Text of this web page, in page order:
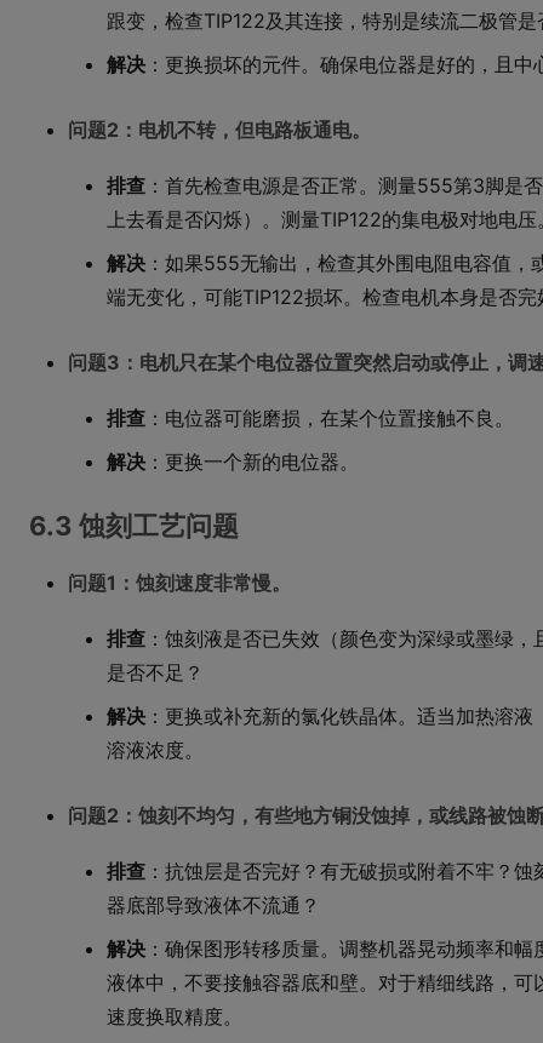
跟变，检查TIP122及其连接，特别是续流二极管
解决 ：更换损坏的元件。确保电位器是好的，且
问题2：电机不转，但电路板通电。
排查 ：首先检查电源是否正常。测量555第3脚是
上去看是否闪烁）。测量TIP122的集电极对地电压
解决 ：如果555无输出，检查其外围电阻电容值
端无变化，可能TIP122损坏。检查电机本身是否
问题3：电机只在某个电位器位置突然启动或停止，调
排查 ：电位器可能磨损，在某个位置接触不良。
解决 ：更换一个新的电位器。
6.3 蚀刻工艺问题
问题1：蚀刻速度非常慢。
排查 ：蚀刻液是否已失效（颜色变为深绿或墨绿
是否不足？
解决 ：更换或补充新的氯化铁晶体。适当加热溶
溶液浓度。
问题2：蚀刻不均匀，有些地方铜没蚀掉，或线路被蚀
排查 ：抗蚀层是否完好？有无破损或附着不牢？
器底部导致液体不流通？
解决 ：确保图形转移质量。调整机器晃动频率和
液体中，不要接触容器底和壁。对于精细线路，
速度换取精度。